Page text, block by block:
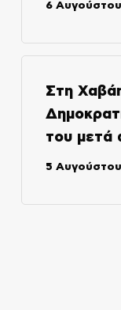
6
Στη
του μετά
5